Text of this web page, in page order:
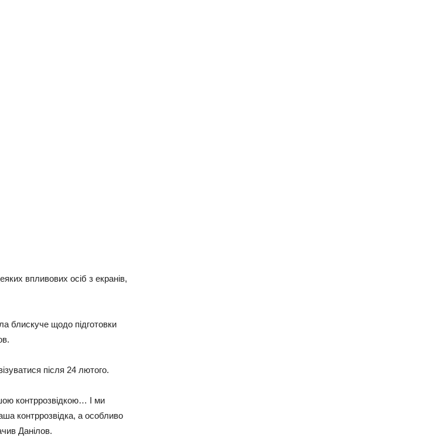
впливових осіб з екранів,
блискуче щодо підготовки
після 24 лютого.
контррозвідкою… І ми
контррозвідка, а особливо
Данілов.